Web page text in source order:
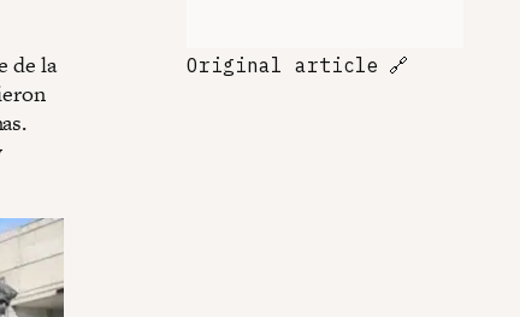
de la
Original article 🔗